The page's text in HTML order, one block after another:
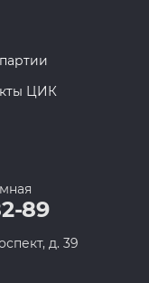
ЦИК
89
д. 39